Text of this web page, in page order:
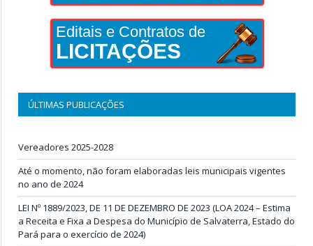
Editais e Contratos de
LICITAÇÕES
ÚLTIMAS PUBLICAÇÕES
Vereadores 2025-2028
Até o momento, não foram elaboradas leis municipais vigentes
no ano de 2024
LEI Nº 1889/2023, DE 11 DE DEZEMBRO DE 2023 (LOA 2024 – Estima
a Receita e Fixa a Despesa do Município de Salvaterra, Estado do
Pará para o exercício de 2024)